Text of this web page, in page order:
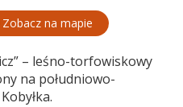
Zobacz na mapie
– leśno-torfowiskowy
na południowo-